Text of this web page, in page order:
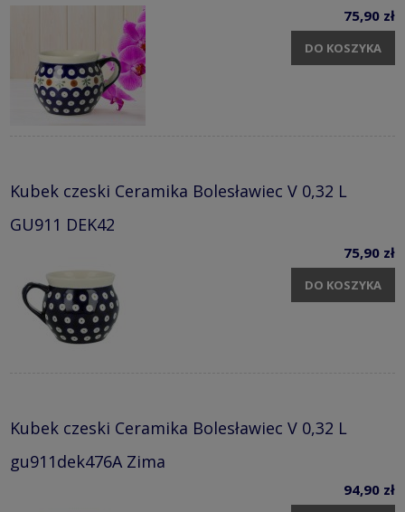
75,90 zł
DO KOSZYKA
Kubek czeski Ceramika Bolesławiec V 0,32 L
GU911 DEK42
75,90 zł
DO KOSZYKA
Kubek czeski Ceramika Bolesławiec V 0,32 L
gu911dek476A Zima
94,90 zł